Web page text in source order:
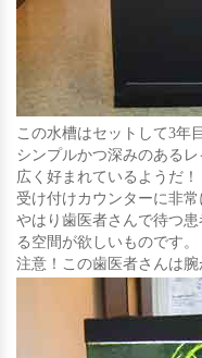
この水槽はセットして3年
シンプルかつ深みのある
広く好まれているようだ！
受け付けカウンターに非
やはり歯医者さんで待つ
る空間が欲しいものです。
注意！この歯医者さんは